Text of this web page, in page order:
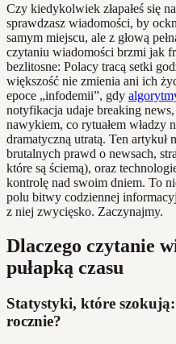
Czy kiedykolwiek złapałeś się
sprawdzasz wiadomości, by
samym miejscu, ale z głową
czytaniu wiadomości brzmi jak
bezlitosne: Polacy tracą setki
większość nie zmienia ani ich
epoce „infodemii”, gdy
notyfikacja udaje breaking
nawykiem, co rytuałem władzy
dramatyczną utratą. Ten artykuł
brutalnych prawd o newsach,
które są ściemą), oraz
kontrolę nad swoim dniem. To
polu bitwy codziennej
z niej zwycięsko. Zaczynajmy.
Dlaczego czytanie
pułapką czasu
Statystyki, które
rocznie?